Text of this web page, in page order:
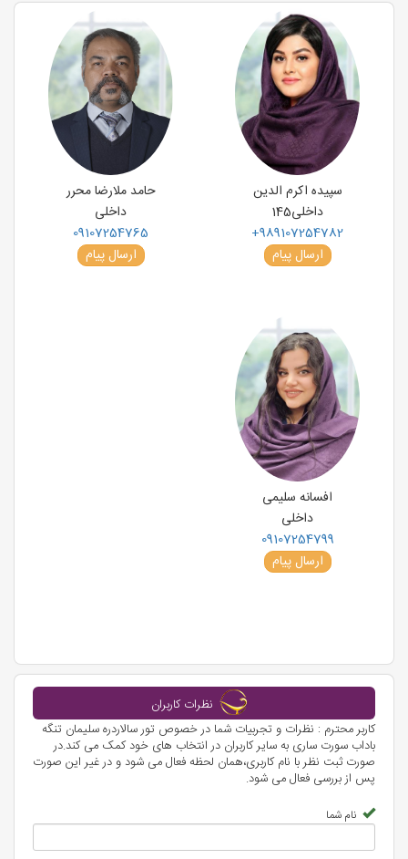
سپیده اکرم الدین
داخلی145
+989107254782
ارسال پیام
حامد ملارضا محرر
داخلی
09107254765
ارسال پیام
افسانه سلیمی
داخلی
09107254799
ارسال پیام
نظرات کاربران
کاربر محترم : نظرات و تجربیات شما در خصوص تور سالاردره سلیمان تنگه
باداب سورت ساری به سایر کاربران در انتخاب های خود کمک می کند.در
صورت ثبت نظر با نام کاربری،همان لحظه فعال می شود و در غیر این صورت
پس از بررسی فعال می شود.
نام شما